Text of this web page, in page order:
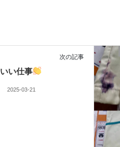
次の記事
いい仕事
2025-03-21